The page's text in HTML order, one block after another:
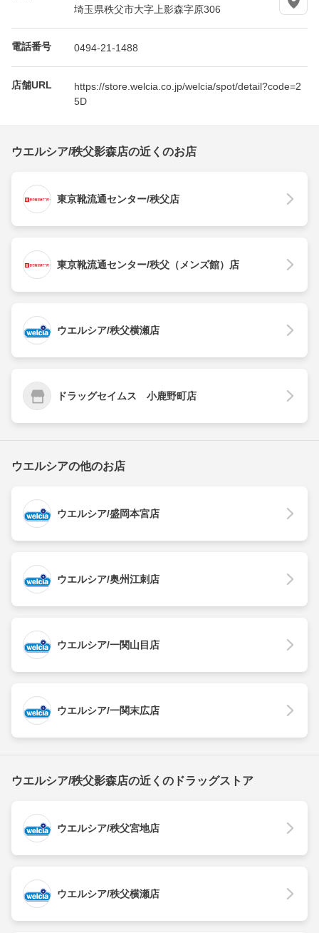
埼玉県秩父市大字上影森字原306
電話番号 0494-21-1488
店舗URL
https://store.welcia.co.jp/welcia/spot/detail?code=2
5D
ウエルシア/秩父影森店の近くのお店
東京靴流通センター/秩父店
東京靴流通センター/秩父（メンズ館）店
ウエルシア/秩父横瀬店
ドラッグセイムス 小鹿野町店
ウエルシアの他のお店
ウエルシア/盛岡本宮店
ウエルシア/奥州江刺店
ウエルシア/一関山目店
ウエルシア/一関末広店
ウエルシア/秩父影森店の近くのドラッグストア
ウエルシア/秩父宮地店
ウエルシア/秩父横瀬店